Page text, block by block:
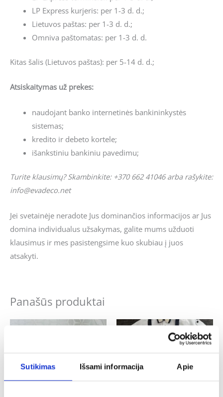
Sutikimas Išsami informacija Apie
LP Express kurjeris: per 1-3 d. d.;
Lietuvos paštas: per 1-3 d. d.;
Omniva paštomatas: per 1-3 d. d.
Kitas šalis (Lietuvos paštas): per 5-14 d. d.;
Atsiskaitymas už prekes:
naudojant banko internetinės bankininkystės
sistemas;
kredito ir debeto kortele;
išankstiniu bankiniu pavedimu;
Turite klausimų? Skambinkite: +370 662 41046 arba rašykite:
info@evadeco.net
Jei svetainėje neradote Jus dominančios informacijos ar Jus
domina individualus užsakymas, galite mums užduoti
klausimus ir mes pasistengsime kuo skubiau į juos
atsakyti.
Panašūs produktai